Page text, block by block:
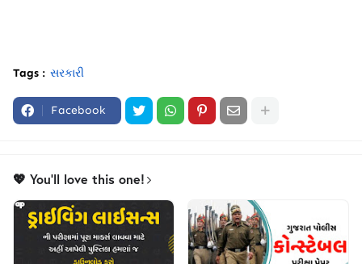
Tags : સરકારી
Facebook
💖 You'll love this one!